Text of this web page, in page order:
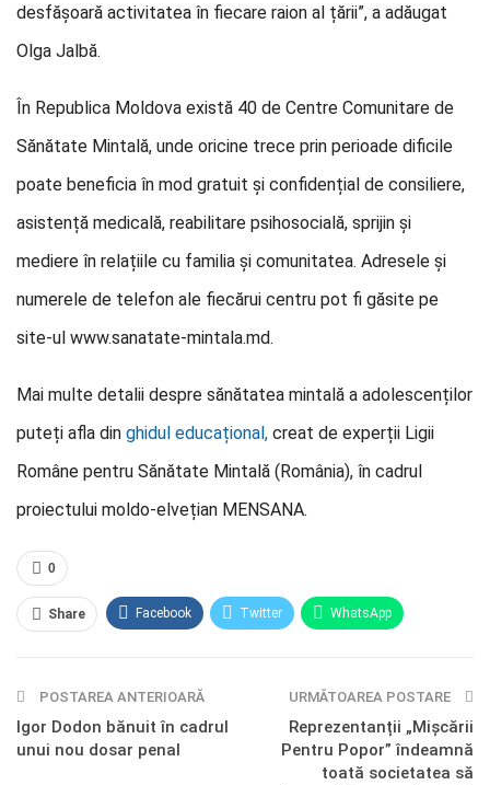
desfășoară activitatea în fiecare raion al țării”, a adăugat
Olga Jalbă.
În Republica Moldova există 40 de Centre Comunitare de
Sănătate Mintală, unde oricine trece prin perioade dificile
poate beneficia în mod gratuit și confidențial de consiliere,
asistență medicală, reabilitare psihosocială, sprijin și
mediere în relațiile cu familia și comunitatea. Adresele și
numerele de telefon ale fiecărui centru pot fi găsite pe
site-ul www.sanatate-mintala.md.
Mai multe detalii despre sănătatea mintală a adolescenților
puteți afla din ghidul educațional, creat de experții Ligii
Române pentru Sănătate Mintală (România), în cadrul
proiectului moldo-elvețian MENSANA.
0
Share Facebook Twitter WhatsApp
Telegram OK.ru
POSTAREA ANTERIOARĂ
Igor Dodon bănuit în cadrul
unui nou dosar penal
URMĂTOAREA POSTARE
Reprezentanții „Mișcării
Pentru Popor” îndeamnă
toată societatea să